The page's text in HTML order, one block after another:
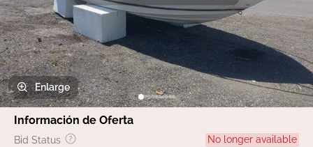
Enlarge
Información de Oferta
Bid Status
No longer available